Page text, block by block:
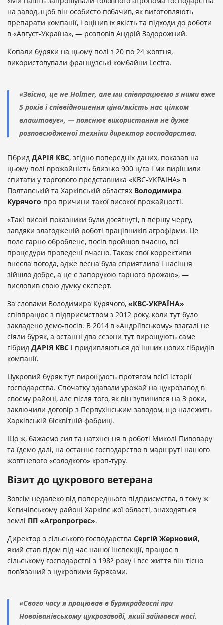
на завод, щоб він особисто побачив, як виготовляють
препарати компанії, і оцінив їх якість та підходи до роботи
в «Август-Україна», — розповів Андрій Задорожний.
Копали буряки на цьому полі з 20 по 24 жовтня,
використовували французські комбайни Lectra.
«Звісно, це не Holmer, але ми співпрацюємо з ними вже
5 років і співвідношення ціна/якість нас цілком
влаштовує», — пояснює використання не дуже
розповсюдженої техніки директор господарства.
Гібрид ДАРІЯ КВС, згідно попередніх даних, показав на
цьому полі врожайність близько 900 ц/га і ми вирішили
спитати у торгового представника «КВС-УКРАЇНА» в
Полтавській та Харківській областях Володимира
Курячого про причини такої високої врожайності.
«Такі високі показники були досягнуті, в першу чергу,
завдяки злагодженій роботі працівників агрофірми. Це
поле гарно оброблене, посів пройшов вчасно, всі
процедури проведені вчасно. Також свої коррективи
внесла погода, адже весна була сприятлива і насіння
зійшло добре, а це є запорукою гарного врожаю», —
висловив свою думку експерт.
За словами Володимира Курячого, «КВС-УКРАЇНА»
співпрацює з підприємством з 2012 року, коли тут було
закладено демо-посів. В 2014 в «Андріївському» взагалі не
сіяли буряк, а останні два сезони тут вирощують саме
гібрид ДАРІЯ КВС і придивляються до інших нових гібридів
компанії.
Цукровий буряк тут вирощують протягом всієї історії
господарства. Спочатку здавали урожай на цукрозавод в
своєму районі, але після того, як він зупинився на 3 роки,
заключили договір з Первухінським заводом, що належить
Харківській бісквітній фабриці.
Що ж, бажаємо сил та натхнення в роботі Миколі Пивовару
та їдемо далі, на останнє господарство в маршруті нашого
жовтневого «солодкого» кроп-туру.
Візит до цукрового ветерана
Зовсім недалеко від попереднього підприємства, в тому ж
Кегичівському районі Харківської області, знаходяться
землі ПП «Агропрогрес».
Директор з сільського господарства Сергій Жерновий,
який став гідом під час нашої інспекції, працює в
сільському господарстві з 1982 року і все життя він тісно
пов’язаний з цукровими буряками.
«Свого часу я працював в бурякрадгоспі при
Новоіванівському цукрозаводі, який займався насі.